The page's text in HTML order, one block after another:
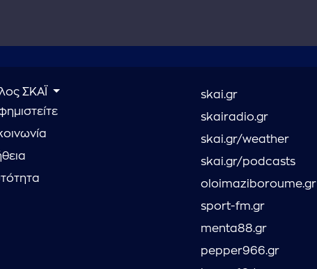
ΣΚΑΪ
skai.gr
skairadio.gr
skai.gr/weather
skai.gr/podcasts
oloimaziboroume.gr
sport-fm.gr
menta88.gr
pepper966.gr